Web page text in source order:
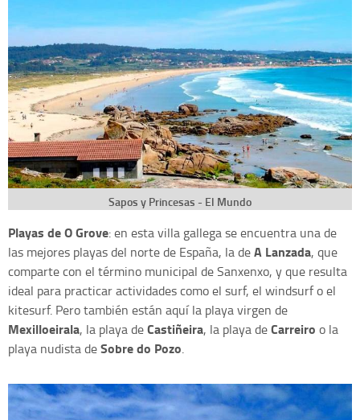
Sapos y Princesas - El Mundo
Playas de O Grove: en esta villa gallega se encuentra una de
las mejores playas del norte de España, la deA Lanzada, que
comparte con el término municipal de Sanxenxo, y que resulta
ideal para practicar actividades como el surf, el windsurf o el
kitesurf. Pero también están aquí la playa virgen de
Mexilloeirala, la playa deCastiñeira, la playa deCarreiro o la
playa nudista deSobre do Pozo.